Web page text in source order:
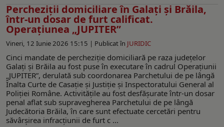
Percheziții domiciliare în Galați și Brăila,
într-un dosar de furt calificat.
Operaţiunea „JUPITER”
Vineri, 12 Iunie 2026 15:15 | Publicat în JURIDIC
Cinci mandate de percheziție domiciliară pe raza județelor
Galați și Brăila au fost puse în executare în cadrul Operațiunii
„JUPITER”, derulată sub coordonarea Parchetului de pe lângă
Înalta Curte de Casație și Justiție și Inspectoratului General al
Poliției Române. Activitățile au fost desfășurate într-un dosar
penal aflat sub supravegherea Parchetului de pe lângă
Judecătoria Brăila, în care sunt efectuate cercetări pentru
săvârșirea infracțiunii de furt c ...